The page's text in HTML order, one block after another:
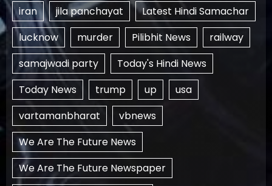
iran
jila panchayat
Latest Hindi Samachar
lucknow
murder Pilibhit News
railway
samajwadi party
Today's Hindi News
Today News
trump up
usa
vartamanbharat
vbnews
We Are The Future News
We Are The Future Newspaper